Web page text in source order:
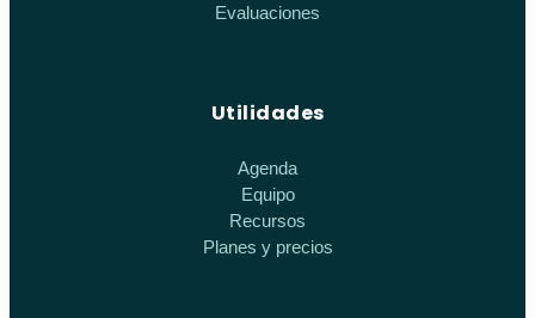
Evaluaciones
Utilidades
Agenda
Equipo
Recursos
Planes y precios